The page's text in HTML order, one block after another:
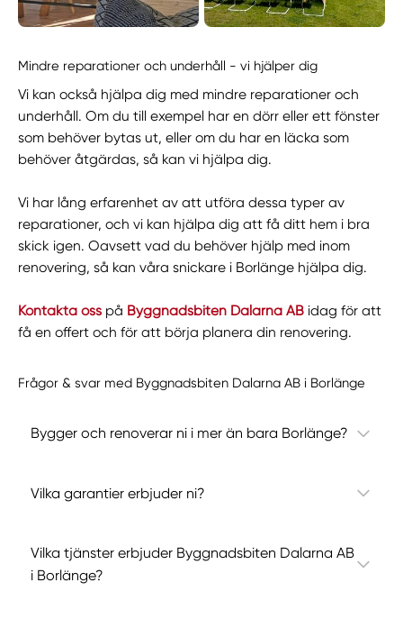
Mindre reparationer och underhåll - vi hjälper dig
Vi kan också hjälpa dig med mindre reparationer och
underhåll. Om du till exempel har en dörr eller ett fönster
som behöver bytas ut, eller om du har en läcka som
behöver åtgärdas, så kan vi hjälpa dig.
Vi har lång erfarenhet av att utföra dessa typer av
reparationer, och vi kan hjälpa dig att få ditt hem i bra
skick igen. Oavsett vad du behöver hjälp med inom
renovering, så kan våra snickare i Borlänge hjälpa dig.
Kontakta oss på Byggnadsbiten Dalarna AB idag för att
få en offert och för att börja planera din renovering.
Frågor & svar med Byggnadsbiten Dalarna AB i Borlänge
Bygger och renoverar ni i mer än bara Borlänge?
Vilka garantier erbjuder ni?
Vilka tjänster erbjuder Byggnadsbiten Dalarna AB
i Borlänge?